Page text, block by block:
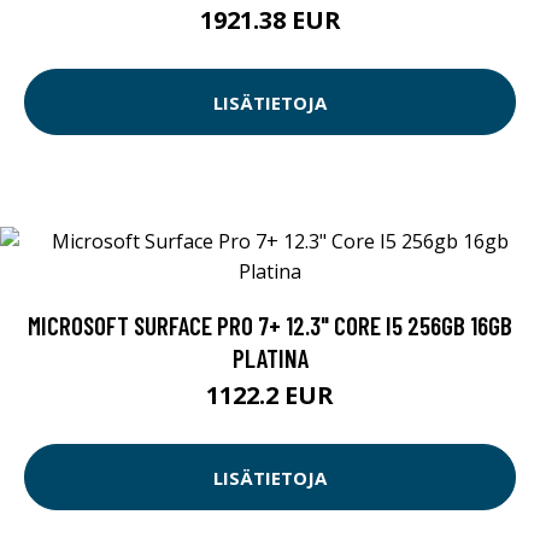
1921.38 EUR
LISÄTIETOJA
MICROSOFT SURFACE PRO 7+ 12.3" CORE I5 256GB 16GB
PLATINA
1122.2 EUR
LISÄTIETOJA